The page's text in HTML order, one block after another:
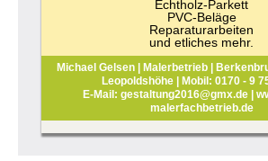
Echtholz-Parkett
PVC-Beläge
Reparaturarbeiten
und etliches mehr.
Michael Gelsen | Malerbetrieb |
Leopoldshöhe | Mobil: 0170 - 9
E-Mail: gestaltung2016@gmx.de |
malerfachbetrieb.de